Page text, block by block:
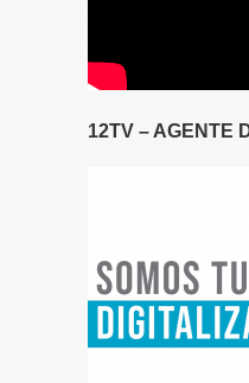
12TV – AGENTE